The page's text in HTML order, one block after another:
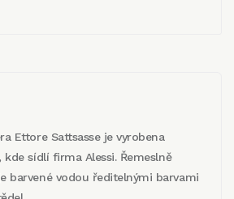
Ettore Sattsasse je vyrobena
sídlí firma Alessi. Řemeslně
barvené vodou ředitelnými barvami